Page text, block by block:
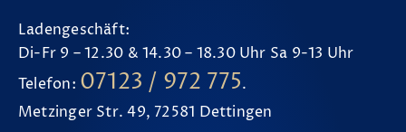
Ladengeschäft:
Di-Fr 9 – 12.30 & 14.30 – 18.30 Uhr Sa 9-13 Uhr
Telefon: 07123 / 972 775.
Metzinger Str. 49, 72581 Dettingen